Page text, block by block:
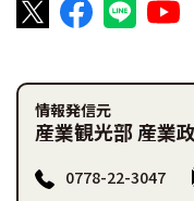
情報発信元
産業観光部 産業
0778-22-3047